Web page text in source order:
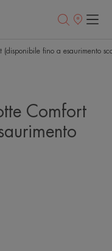
Punti
(disponibile fino a esaurimento
Comfort